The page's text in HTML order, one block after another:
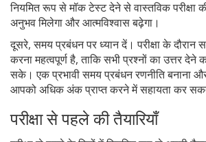
नियमित रूप से मॉक टेस्ट देने से वास्तविक परीक्षा
अनुभव मिलेगा और आत्मविश्वास बढ़ेगा।
दूसरे, समय प्रबंधन पर ध्यान दें। परीक्षा के दौरान
करना महत्वपूर्ण है, ताकि सभी प्रश्नों का उत्तर देने
सके। एक प्रभावी समय प्रबंधन रणनीति बनाना
आपको अधिक अंक प्राप्त करने में सहायता कर
परीक्षा से पहले की तैयारियाँ